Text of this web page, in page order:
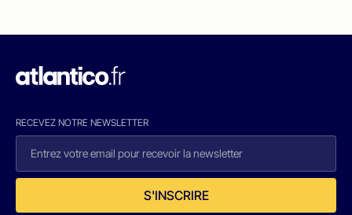
RECEVEZ NOTRE NEWSLETTER
S'INSCRIRE